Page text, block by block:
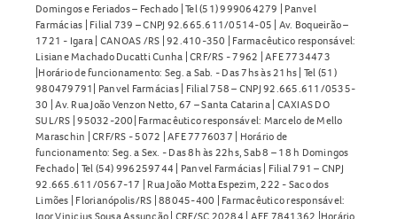
Domingos e Feriados – Fechado | Tel (51) 999064279 | Panvel
Farmácias | Filial 739 – CNPJ 92.665.611/0514-05 | Av. Boqueirão –
1721 - Igara | CANOAS /RS | 92.410-350 | Farmacêutico responsável:
Lisiane Machado Ducatti Cunha | CRF/RS - 7962 | AFE 7734473
|Horário de funcionamento: Seg. a Sab. - Das 7hs às 21hs | Tel (51)
980479791| Panvel Farmácias | Filial 758 – CNPJ 92.665.611/0535-
30 | Av. Rua João Venzon Netto, 67 – Santa Catarina | CAXIAS DO
SUL/RS | 95032-200| Farmacêutico responsável: Marcelo de Mello
Maraschin | CRF/RS - 5072 | AFE 7776037 | Horário de
funcionamento: Seg. a Sex. - Das 8h às 22hs, Sab 8 – 18 h Domingos
Fechado | Tel (54) 996259744 | Panvel Farmácias | Filial 791 – CNPJ
92.665.611/0567-17 | Rua João Motta Espezim, 222 - Saco dos
Limões | Florianópolis/RS | 88045-400 | Farmacêutico responsável:
Igor Vinicius Sousa Assunção | CRF/SC 20284 | AFE 7841362 |Horário